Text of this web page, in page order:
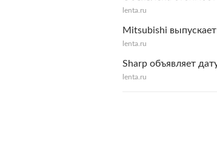
lenta.ru
Mitsubishi
lenta.ru
Sharp объявляет
lenta.ru